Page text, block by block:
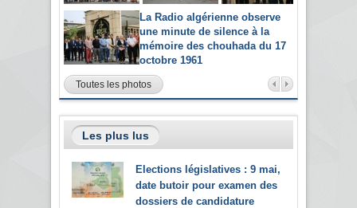
La Radio algérienne observe
une minute de silence à la
mémoire des chouhada du 17
octobre 1961
Toutes les photos
Les plus lus
Elections législatives : 9 mai,
date butoir pour examen des
dossiers de candidature